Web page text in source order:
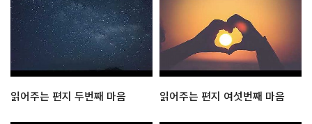
읽어주는 편지 두번째 마음 읽어주는 편지 여섯번째 마음